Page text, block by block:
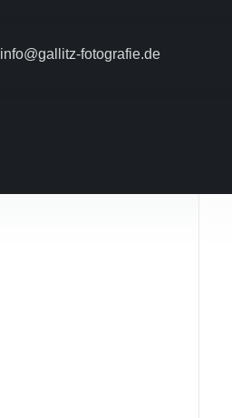
info@gallitz-fotografie.de